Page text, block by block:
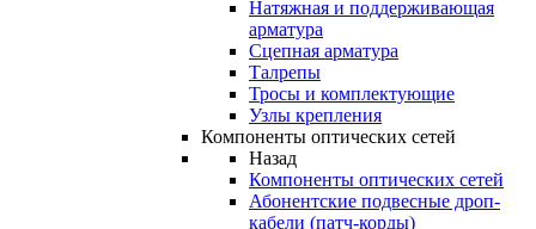
Натяжная и поддерживающая
арматура
Сцепная арматура
Талрепы
Тросы и комплектующие
Узлы крепления
Компоненты оптических сетей
Назад
Компоненты оптических сетей
Абонентские подвесные дроп-
кабели (патч-корды)